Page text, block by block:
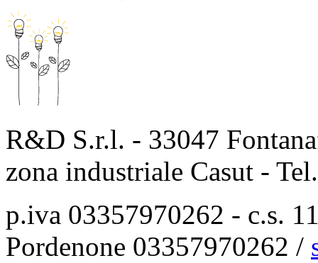
R&D S.r.l. - 33047
zona industriale Casut -
p.iva 03357970262 - c.s.
Pordenone 03357970262 /